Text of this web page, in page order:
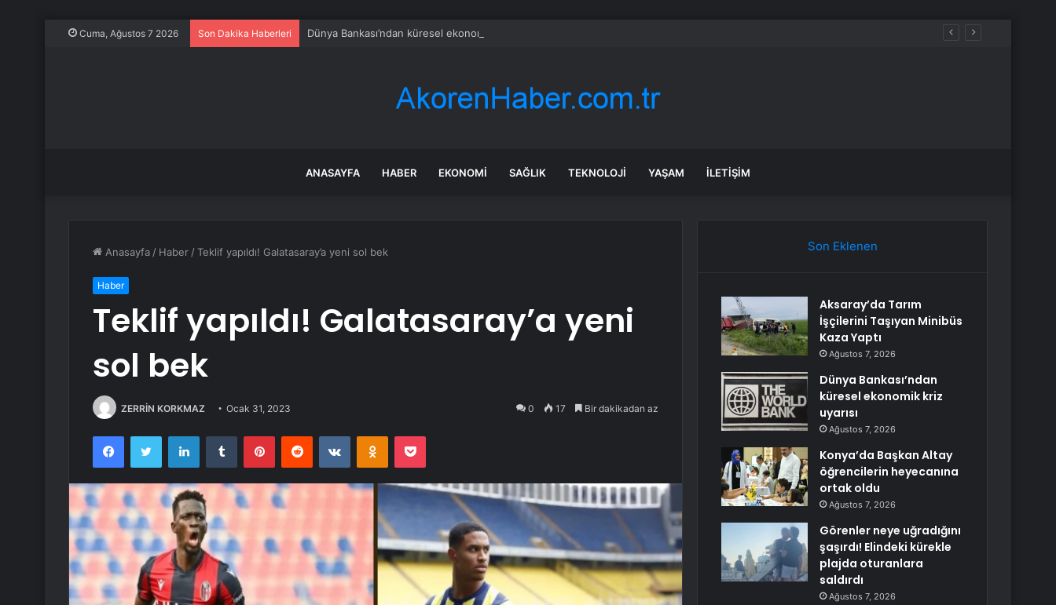
Cuma, Ağustos 7 2026 Son Dakika Haberleri Dünya Bankası’ndan küresel ekonomik kriz uyarısı
ANASAYFA HABER EKONOMI SAĞLIK TEKNOLOJI YAŞAM İLETIŞIM
Anasayfa / Haber /Teklif yapıldı! Galatasaray’a yeni sol bek
Haber
Teklif yapıldı! Galatasaray’a yeni
sol bek
ZERRİN KORKMAZ Ocak 31, 2023 0 17 Bir dakikadan az
FacebookTwitter LinkedInTumblr PinterestReddit VKontakteOdnoklassniki
Pocket
Son Eklenen
Aksaray’da Tarım
İşçilerini Taşıyan Minibüs
Kaza Yaptı
Ağustos 7, 2026
Dünya Bankası’ndan
küresel ekonomik kriz
uyarısı
Ağustos 7, 2026
Konya’da Başkan Altay
öğrencilerin heyecanına
ortak oldu
Ağustos 7, 2026
Görenler neye uğradığını
şaşırdı! Elindeki kürekle
plajda oturanlara
saldırdı
Ağustos 7, 2026